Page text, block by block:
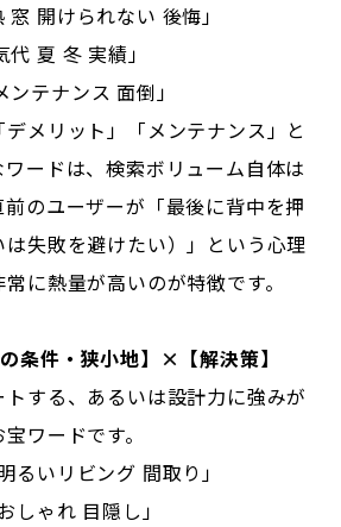
窓 開けられない 後悔」
代 夏 冬 実績」
ンテナンス 面倒」
メリット」「メンテナンス」と
ードは、検索ボリューム自体は
のユーザーが「最後に背中を押
は失敗を避けたい）」という心理
に熱量が高いのが特徴です。
条件・狭小地】×【解決策】
する、あるいは設計力に強みが
ワードです。
るいリビング 間取り」
しゃれ 目隠し」